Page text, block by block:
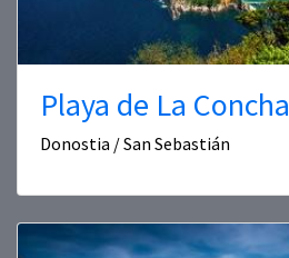
Playa de La Concha
Donostia / San Sebastián